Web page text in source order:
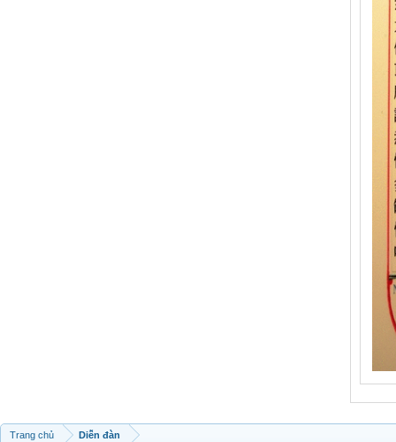
Trang chủ Diễn đàn